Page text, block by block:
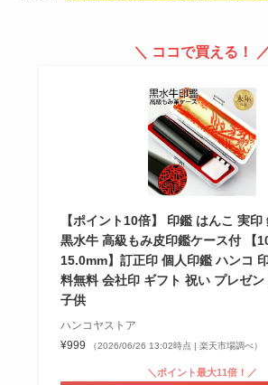
＼ ココで買える！ ／
【ポイント10倍】 印鑑 はんこ 実印
黒水牛 高級もみ皮印鑑ケース付 【
15.0mm】訂正印 個人印鑑 ハンコ
料無料 会社印 ギフト 祝い プレゼン
子供
ハンコヤストア
¥999
（2026/06/26 13:02時点 | 楽天市場調べ）
＼ポイント最大11倍！／